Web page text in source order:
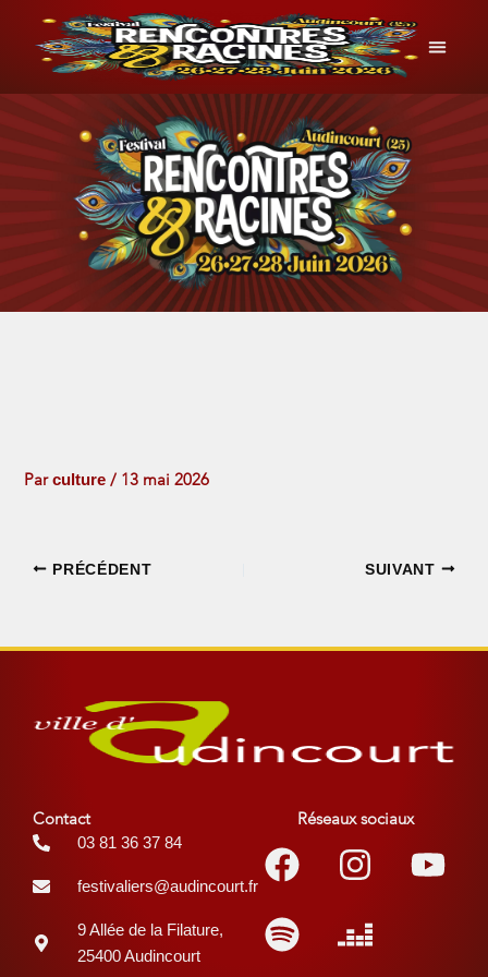
contenu
Parculture/ 13 mai 2026
PRÉCÉDENT SUIVANT
Contact
03 81 36 37 84
festivaliers@audincourt.fr
9 Allée de la Filature,
25400 Audincourt
Réseaux sociaux
Facebook
SpotifyDeezer